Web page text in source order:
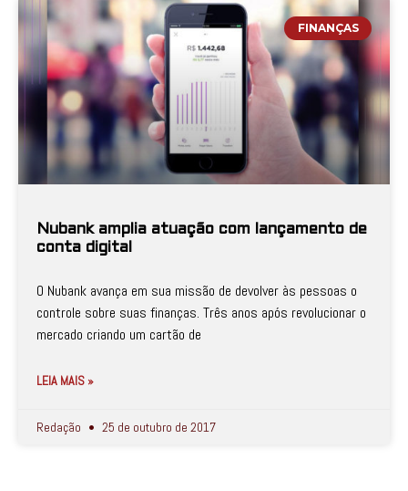
FINANÇAS
Nubank amplia atuação com lançamento de
conta digital
O Nubank avança em sua missão de devolver às pessoas o
controle sobre suas finanças. Três anos após revolucionar o
mercado criando um cartão de
LEIA MAIS »
Redação 25 de outubro de 2017